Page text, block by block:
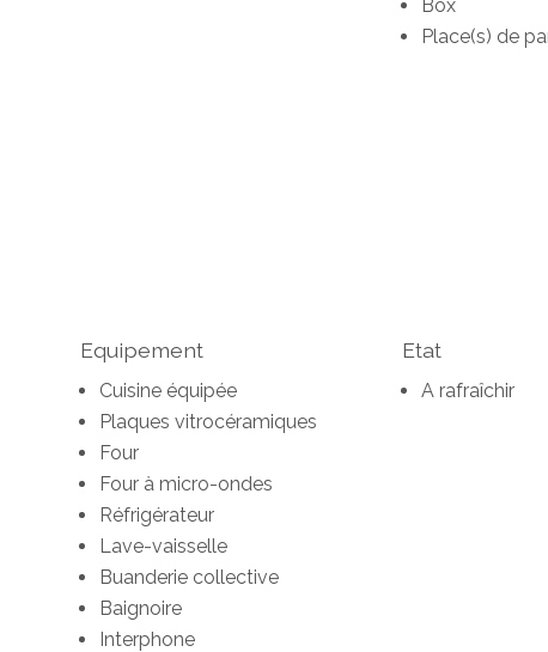
Box
Place(s) de
Equipement
Cuisine équipée
Plaques vitrocéramiques
Four
Four à micro-ondes
Réfrigérateur
Lave-vaisselle
Buanderie collective
Baignoire
Interphone
Etat
A rafraîchir